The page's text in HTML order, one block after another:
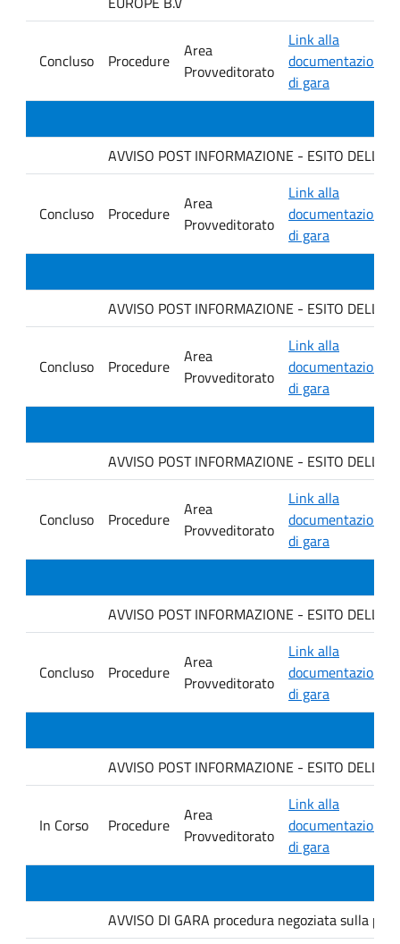
Concluso Procedure
Area
Provveditorato
Link alla
documentazione
di gara
AVVISO POST INFORMAZIONE - ESITO
Concluso Procedure
Area
Provveditorato
Link alla
documentazione
di gara
AVVISO POST INFORMAZIONE - ESITO
Concluso Procedure
Area
Provveditorato
Link alla
documentazione
di gara
AVVISO POST INFORMAZIONE - ESITO
Concluso Procedure
Area
Provveditorato
Link alla
documentazione
di gara
AVVISO POST INFORMAZIONE - ESITO
Concluso Procedure
Area
Provveditorato
Link alla
documentazione
di gara
AVVISO POST INFORMAZIONE - ESITO
In Corso Procedure
Area
Provveditorato
Link alla
documentazione
di gara
AVVISO DI GARA procedura negoziata sulla